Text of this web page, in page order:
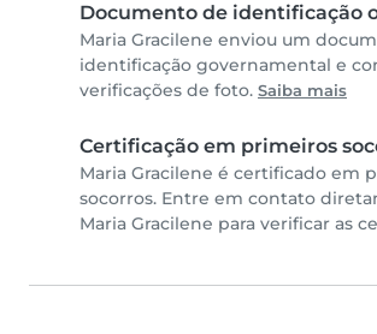
Documento de identificação
Maria Gracilene enviou um
identificação governamental e
verificações de foto. Saiba mais
Certificação em primeiros
Maria Gracilene é certificado em
socorros. Entre em contato
Maria Gracilene para verificar as